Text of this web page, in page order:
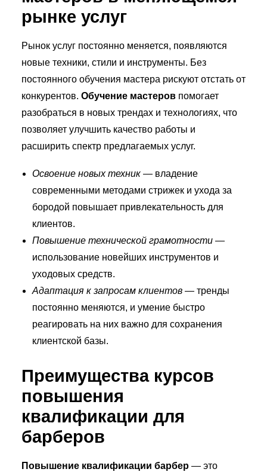
рынке услуг
Рынок услуг постоянно меняется, появляются
новые техники, стили и инструменты. Без
постоянного обучения мастера рискуют отстать от
конкурентов. Обучение мастеров помогает
разобраться в новых трендах и технологиях, что
позволяет улучшить качество работы и
расширить спектр предлагаемых услуг.
Освоение новых техник — владение
современными методами стрижек и ухода за
бородой повышает привлекательность для
клиентов.
Повышение технической грамотности —
использование новейших инструментов и
уходовых средств.
Адаптация к запросам клиентов — тренды
постоянно меняются, и умение быстро
реагировать на них важно для сохранения
клиентской базы.
Преимущества курсов
повышения
квалификации для
барберов
Повышение квалификации барбер — это